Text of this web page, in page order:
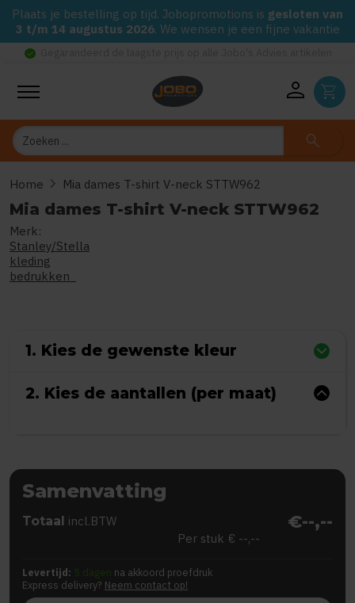
Plaats je bestelling op tijd. Jobopromotions is gesloten van
3 t/m 14 augustus 2026. We wensen je een fijne vakantie
check_circle
person shopping_cart
Zoeken search
Home chevron_right Mia dames T-shirt V-neck STTW962
Mia dames T-shirt V-neck STTW962
Merk:
Stanley/Stella
kleding
bedrukken
1. Kies de gewenste kleur
2. Kies de aantallen (per maat)
Samenvatting
Totaal incl.BTW €--,--
Per stuk € --,--
Levertijd: 5 dagen na akkoord proefdruk
Express delivery? Neem contact op!